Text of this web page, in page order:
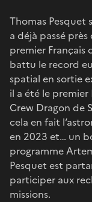
Thomas Pesquet
a déjà passé
premier Français
battu le record
spatial en sortie
il a été le
Crew Dragon de
cela en fait
en 2023 et… un
programme
Pesquet est
participer aux
missions.